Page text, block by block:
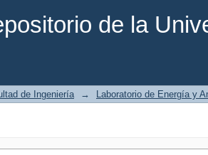
de la
de Ingeniería → Laboratorio de Energía y